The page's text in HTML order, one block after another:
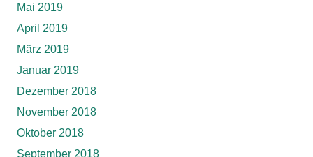
Mai 2019
April 2019
März 2019
Januar 2019
Dezember 2018
November 2018
Oktober 2018
September 2018